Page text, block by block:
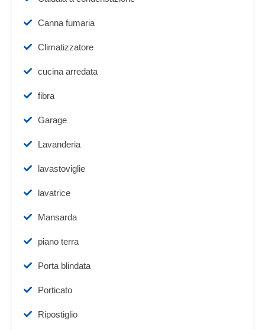
Canna fumaria
Climatizzatore
cucina arredata
fibra
Garage
Lavanderia
lavastoviglie
lavatrice
Mansarda
piano terra
Porta blindata
Porticato
Ripostiglio